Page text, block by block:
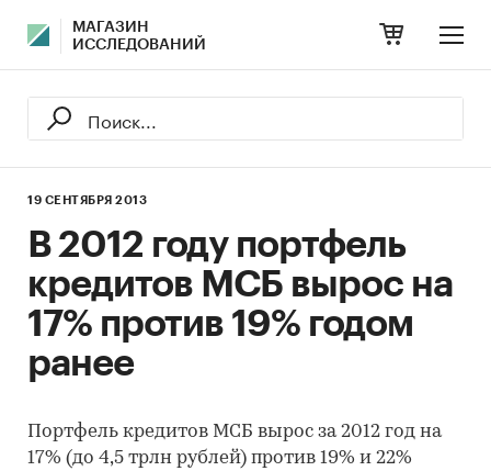
МАГАЗИН
ИССЛЕДОВАНИЙ
19 СЕНТЯБРЯ 2013
В 2012 году портфель
кредитов МСБ вырос на
17% против 19% годом
ранее
Портфель кредитов МСБ вырос за 2012 год на
17% (до 4,5 трлн рублей) против 19% и 22%